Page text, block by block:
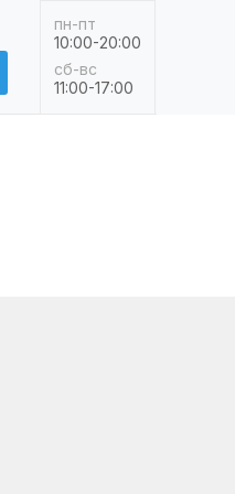
пн-пт
сб-вс
10:00-20:00
11:00-17:00